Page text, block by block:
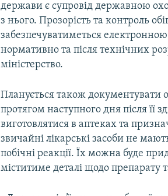
держави є супровід державною
з нього. Прозорість та контроль
забезпечуватиметься
нормативно та після технічних
міністерство.
Планується також документувати
протягом наступного дня після її
виготовлятися в аптеках та
звичайні лікарські засоби не
побічні реакції. Їх можна буде
міститиме деталі щодо препарату